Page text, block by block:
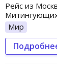
Рейс из
Мир